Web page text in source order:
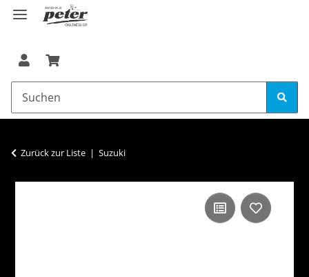
Zurück zur Liste Suzuki